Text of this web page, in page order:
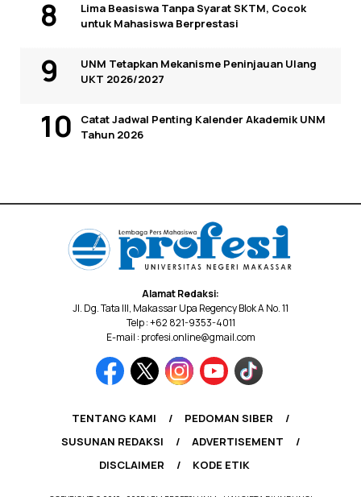
Lima Beasiswa Tanpa Syarat SKTM, Cocok
untuk Mahasiswa Berprestasi
UNM Tetapkan Mekanisme Peninjauan Ulang
UKT 2026/2027
Catat Jadwal Penting Kalender Akademik UNM
Tahun 2026
Alamat Redaksi:
Jl. Dg. Tata III, Makassar Upa Regency Blok A No. 11
Telp : +62 821-9353-4011
E-mail : profesi.online@gmail.com
TENTANG KAMI
PEDOMAN SIBER
SUSUNAN REDAKSI
ADVERTISEMENT
DISCLAIMER
KODE ETIK